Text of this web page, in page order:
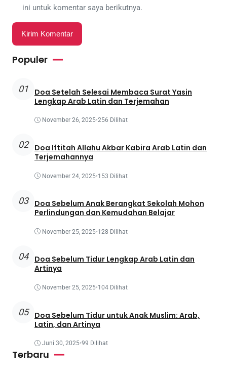
ini untuk komentar saya berikutnya.
Populer
01
Doa Setelah Selesai Membaca Surat Yasin
Lengkap Arab Latin dan Terjemahan
November 26, 2025•256 Dilihat
02
Doa Iftitah Allahu Akbar Kabira Arab Latin dan
Terjemahannya
November 24, 2025•153 Dilihat
03
Doa Sebelum Anak Berangkat Sekolah Mohon
Perlindungan dan Kemudahan Belajar
November 25, 2025•128 Dilihat
04
Doa Sebelum Tidur Lengkap Arab Latin dan
Artinya
November 25, 2025•104 Dilihat
05
Doa Sebelum Tidur untuk Anak Muslim: Arab,
Latin, dan Artinya
Juni 30, 2025•99 Dilihat
Terbaru